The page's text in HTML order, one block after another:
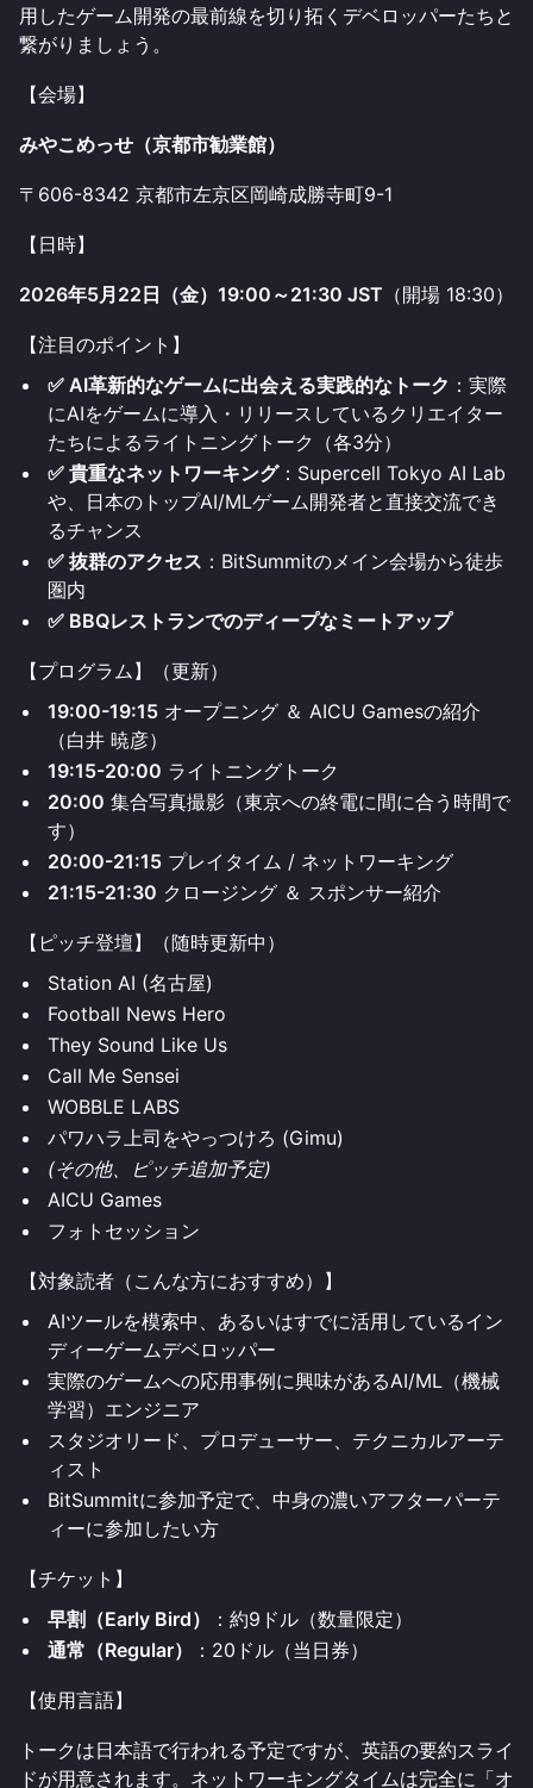
用したゲーム開発の最前線を切り拓くデベロッパーたちと
繋がりましょう。
【会場】
みやこめっせ（京都市勧業館）
〒606-8342 京都市左京区岡崎成勝寺町9-1
【日時】
2026年5月22日（金）19:00～21:30 JST （開場 18:30）
【注目のポイント】
✅ AI革新的なゲームに出会える実践的なトーク ：実際
にAIをゲームに導入・リリースしているクリエイター
たちによるライトニングトーク（各3分）
✅ 貴重なネットワーキング：Supercell Tokyo AI Lab
や、日本のトップAI/MLゲーム開発者と直接交流でき
るチャンス
✅ 抜群のアクセス ：BitSummitのメイン会場から徒歩
圏内
✅ BBQレストランでのディープなミートアップ
【プログラム】（更新）
19:00-19:15 オープニング ＆ AICU Gamesの紹介
（白井 暁彦）
19:15-20:00 ライトニングトーク
20:00 集合写真撮影（東京への終電に間に合う時間で
す）
20:00-21:15 プレイタイム / ネットワーキング
21:15-21:30 クロージング ＆ スポンサー紹介
【ピッチ登壇】（随時更新中）
Station AI (名古屋)
Football News Hero
They Sound Like Us
Call Me Sensei
WOBBLE LABS
パワハラ上司をやっつけろ (Gimu)
(その他、ピッチ追加予定)
AICU Games
フォトセッション
【対象読者（こんな方におすすめ）】
AIツールを模索中、あるいはすでに活用しているイン
ディーゲームデベロッパー
実際のゲームへの応用事例に興味があるAI/ML（機械
学習）エンジニア
スタジオリード、プロデューサー、テクニカルアーテ
ィスト
BitSummitに参加予定で、中身の濃いアフターパーテ
ィーに参加したい方
【チケット】
早割（Early Bird）
：約9ドル（数量限定）
通常（Regular）
：20ドル（当日券）
【使用言語】
トークは日本語で行われる予定ですが、英語の要約スライ
ドが用意されます。ネットワーキングタイムは完全に「オ